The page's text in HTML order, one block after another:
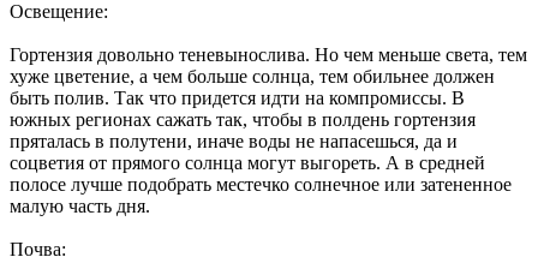
Освещение:
Гортензия довольно теневынослива. Но чем меньше света, тем
хуже цветение, а чем больше солнца, тем обильнее должен
быть полив. Так что придется идти на компромиссы. В
южных регионах сажать так, чтобы в полдень гортензия
пряталась в полутени, иначе воды не напасешься, да и
соцветия от прямого солнца могут выгореть. А в средней
полосе лучше подобрать местечко солнечное или затененное
малую часть дня.
Почва: